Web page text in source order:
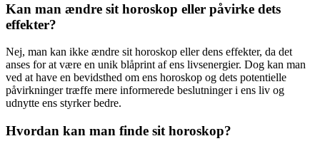
Kan man ændre sit horoskop eller påvirke dets
effekter?
Nej, man kan ikke ændre sit horoskop eller dens effekter, da det
anses for at være en unik blåprint af ens livsenergier. Dog kan man
ved at have en bevidsthed om ens horoskop og dets potentielle
påvirkninger træffe mere informerede beslutninger i ens liv og
udnytte ens styrker bedre.
Hvordan kan man finde sit horoskop?